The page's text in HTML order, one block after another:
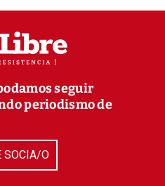
seguir
periodismo de
SOCIA/O